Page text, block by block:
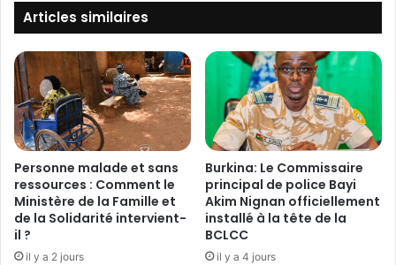
i
r
e
M
a
é
p
l
o
a
r
e
:
L
e
C
h
e
f
d
e
Articles similaires
Personne malade et sans
ressources : Comment le
Ministère de la Famille et
de la Solidarité intervient-
il ?
il y a 2 jours
Burkina: Le Commissaire
principal de police Bayi
Akim Nignan officiellement
installé à la tête de la
BCLCC
il y a 4 jours